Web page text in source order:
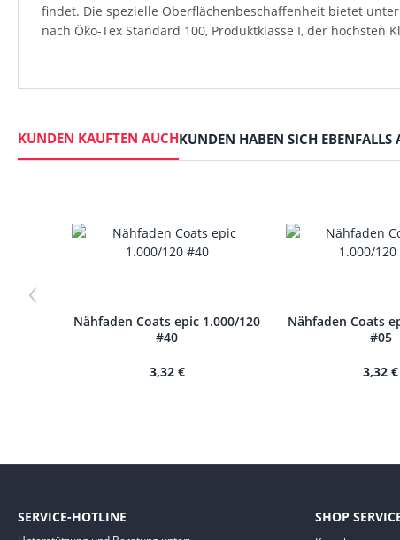
findet. Die spezielle Oberflächenbeschaffenheit bietet
nach Öko-Tex Standard 100, Produktklasse I, der
KUNDEN KAUFTEN AUCHKUNDEN HABEN SICH EBENFALLS
‹
Nähfaden Coats epic 1.000/120
#40
3,32 €
Nähfaden Coats
#05
3,32 €
SERVICE-HOTLINE SHOP